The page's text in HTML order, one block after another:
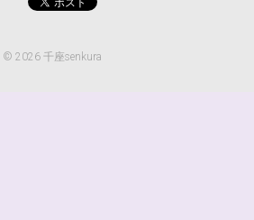
© 2026 千座senkura